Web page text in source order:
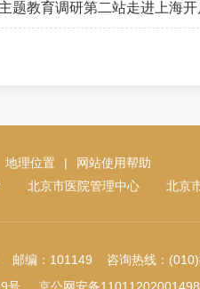
题教育调研第二站走进上海开
地理位置 |
网站使用帮助
北京市医院管理中心 北京
邮编：101149 咨询热线：